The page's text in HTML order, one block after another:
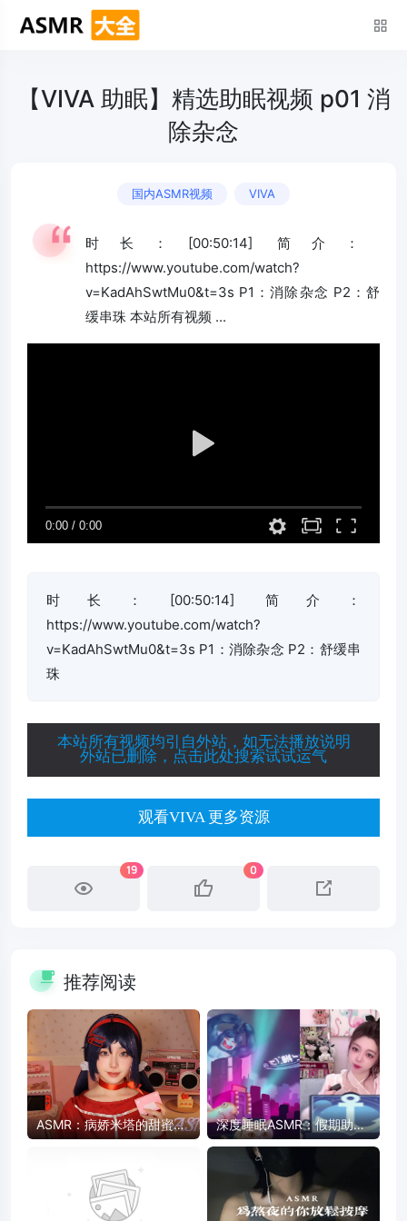
【VIVA 助眠】精选助眠视频 p01 消
除杂念
国内ASMR视频 VIVA
时长：[00:50:14] 简介：
https://www.youtube.com/watch?
v=KadAhSwtMu0&t=3s P1：消除杂念 P2：舒
缓串珠 本站所有视频 ...
时长：[00:50:14] 简介：
https://www.youtube.com/watch?
v=KadAhSwtMu0&t=3s P1：消除杂念 P2：舒缓串
珠
本站所有视频均引自外站，如无法播放说明
外站已删除，点击此处搜索试试运气
观看VIVA 更多资源
19 0
推荐阅读
ASMR：病娇米塔的甜蜜陪
伴 - 药片、卡带、护肤品触
深度睡眠ASMR：假期助眠
放松，快速入睡